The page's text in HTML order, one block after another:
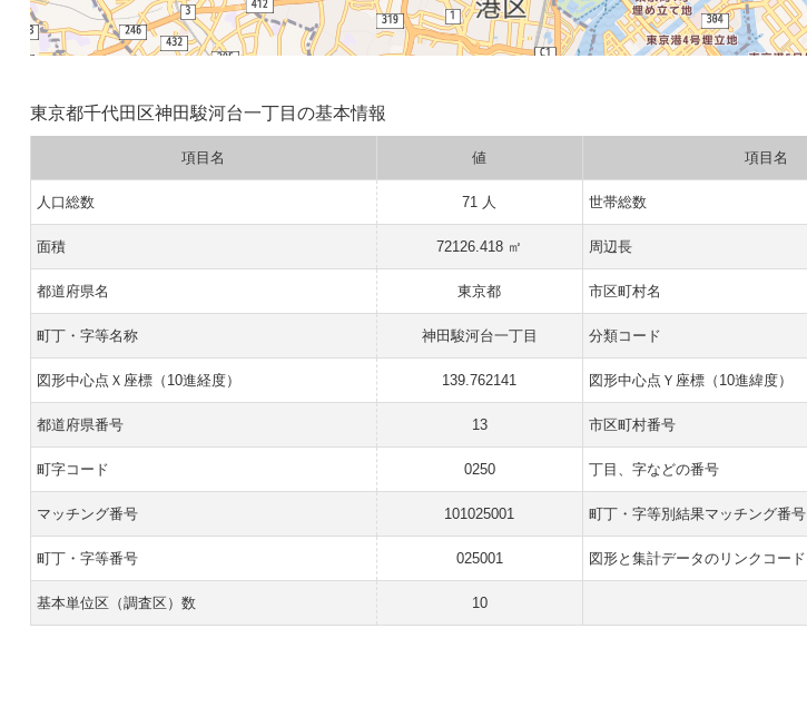
東京都千代田区神田駿河台一丁目の基本情報
項目名 値 項目名
人口総数 71 人 世帯総数
面積 72126.418 ㎡ 周辺長
都道府県名 東京都 市区町村名
町丁・字等名称 神田駿河台一丁目 分類コード
図形中心点Ｘ座標（10進経度） 139.762141 図形中心点Ｙ座標（10進緯度）
都道府県番号 13 市区町村番号
町字コード 0250 丁目、字などの番号
マッチング番号 101025001 町丁・字等別結果マッチング番号
町丁・字等番号 025001 図形と集計データのリンクコード
基本単位区（調査区）数 10